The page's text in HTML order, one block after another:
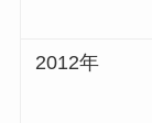
2012年